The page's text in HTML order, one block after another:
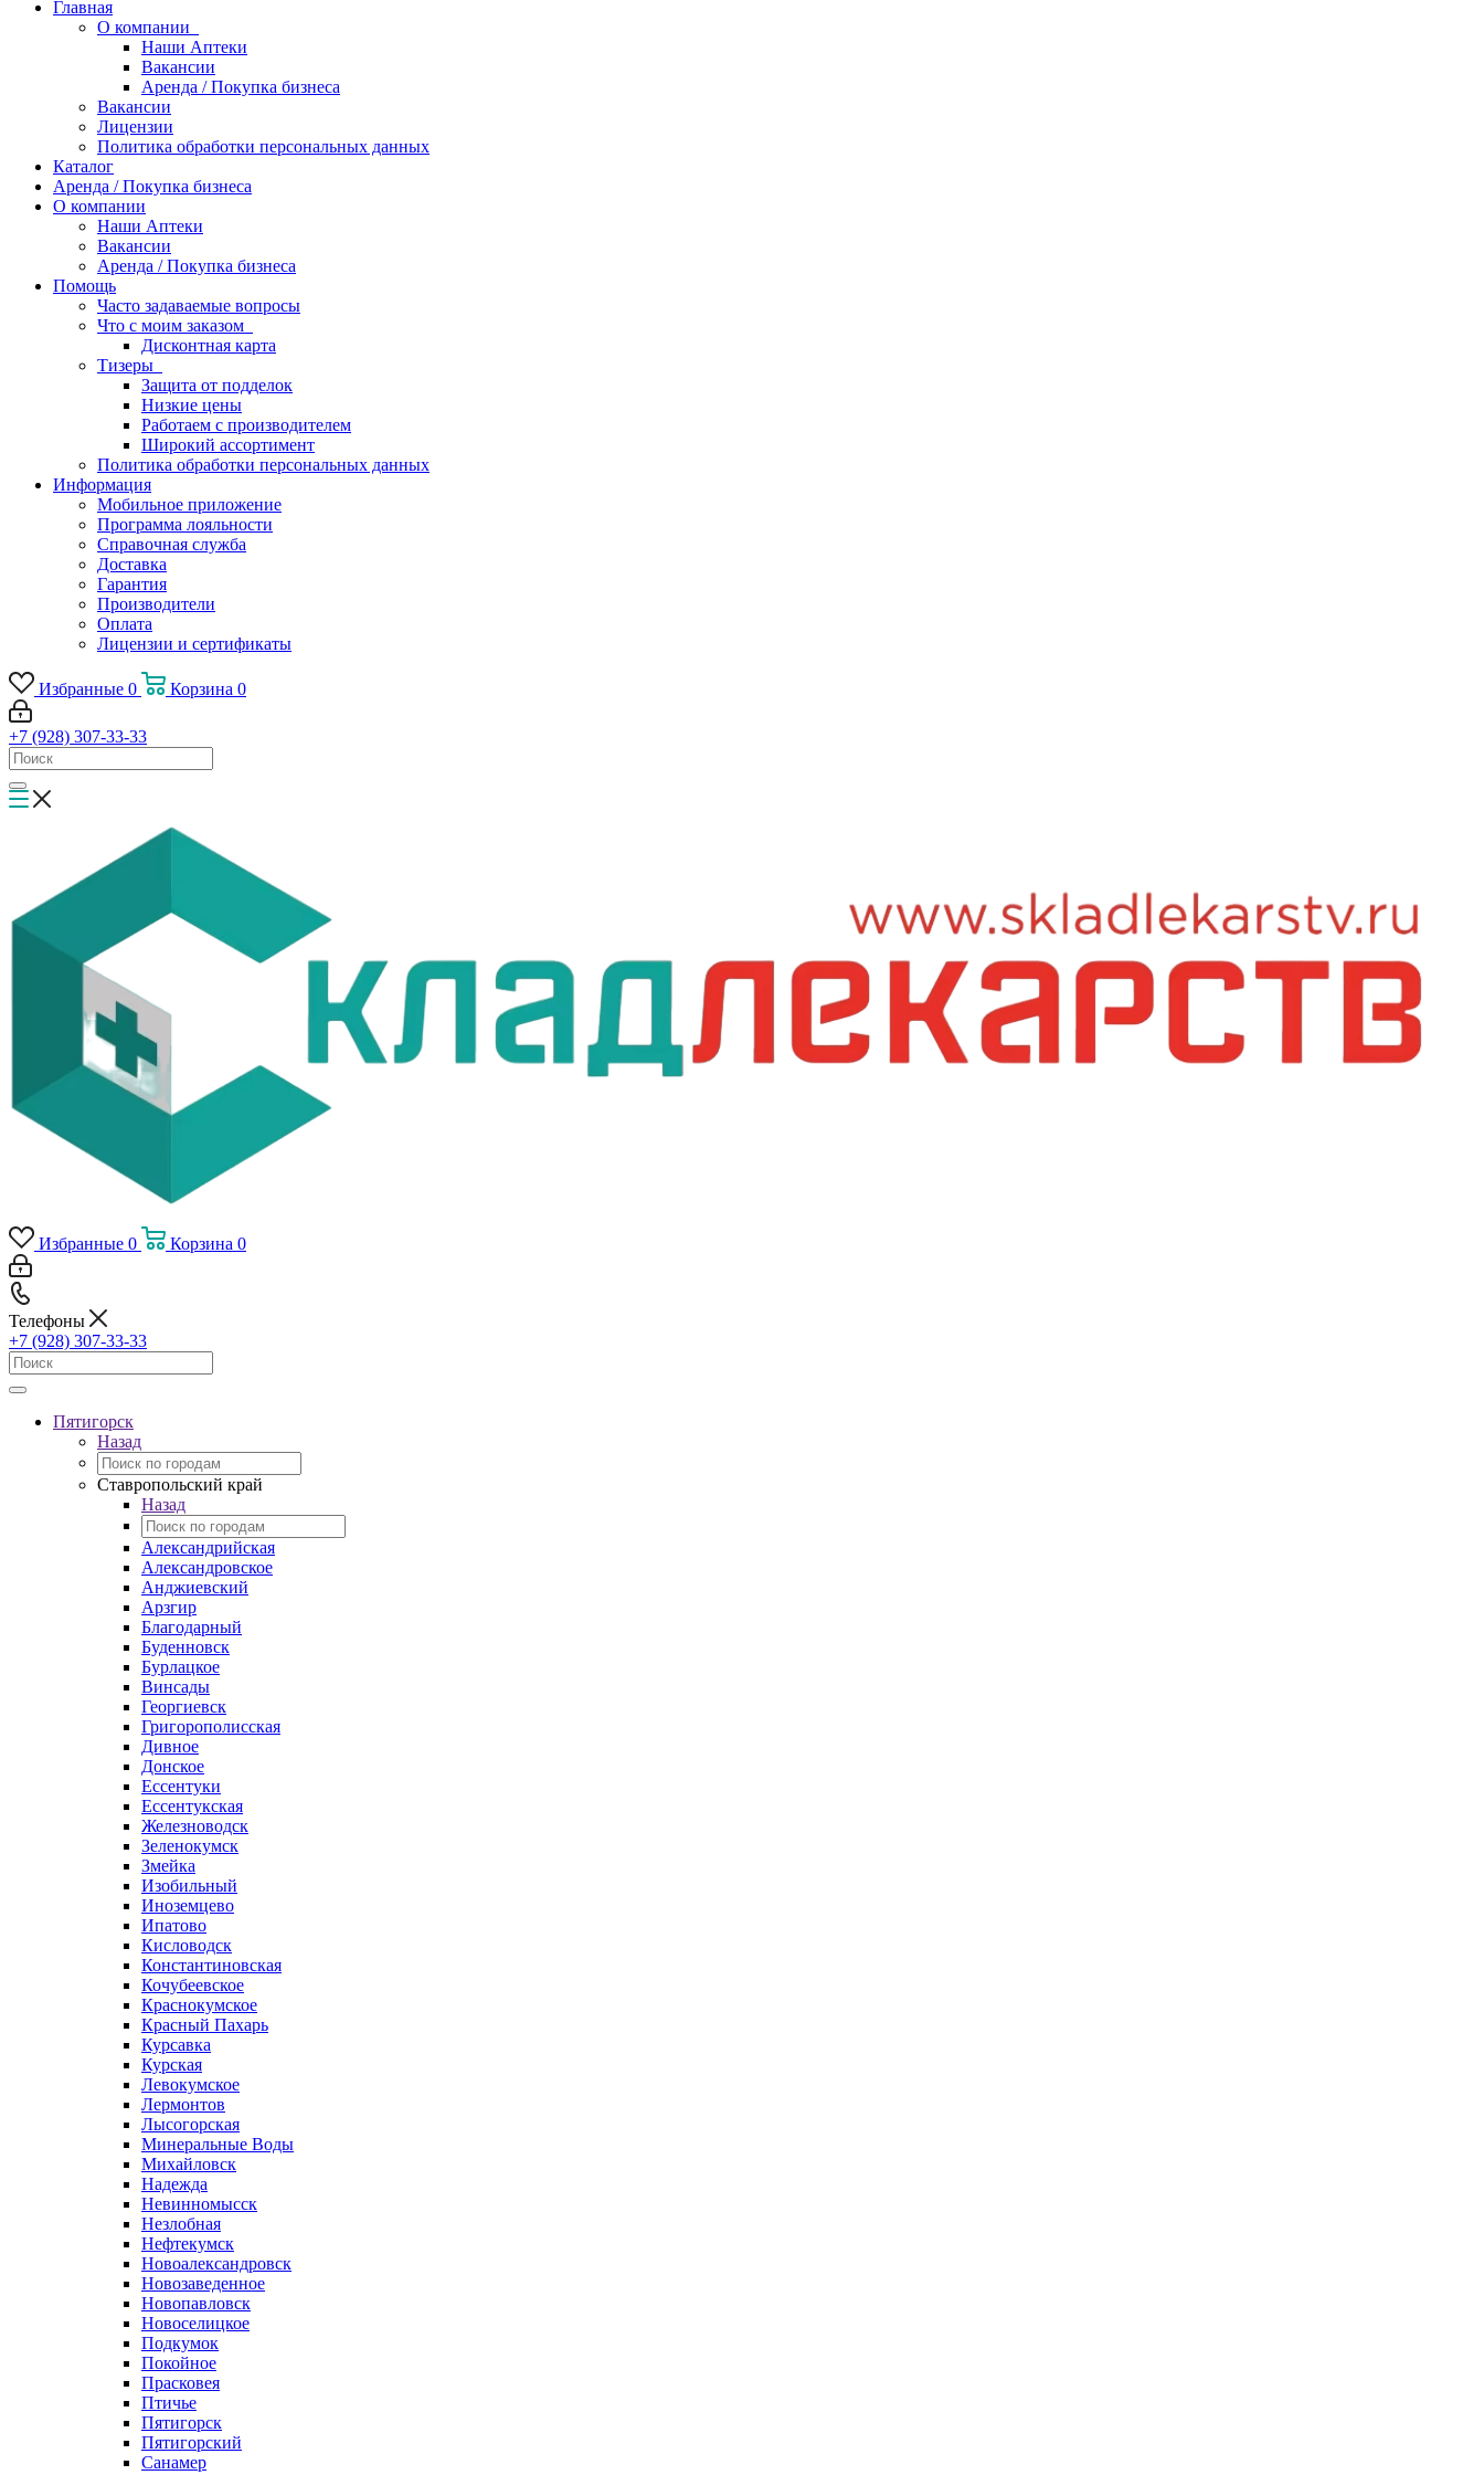
Главная
О компании
Наши Аптеки
Вакансии
Аренда / Покупка бизнеса
Вакансии
Лицензии
Политика обработки персональных данных
Каталог
Аренда / Покупка бизнеса
О компании
Наши Аптеки
Вакансии
Аренда / Покупка бизнеса
Помощь
Часто задаваемые вопросы
Что с моим заказом
Дисконтная карта
Тизеры
Защита от подделок
Низкие цены
Работаем с производителем
Широкий ассортимент
Политика обработки персональных данных
Информация
Мобильное приложение
Программа лояльности
Справочная служба
Доставка
Гарантия
Производители
Оплата
Лицензии и сертификаты
Избранные 0 Корзина 0
+7 (928) 307-33-33
Избранные 0 Корзина 0
Телефоны
+7 (928) 307-33-33
Пятигорск
Назад
Ставропольский край
Назад
Александрийская
Александровское
Анджиевский
Арзгир
Благодарный
Буденновск
Бурлацкое
Винсады
Георгиевск
Григорополисская
Дивное
Донское
Ессентуки
Ессентукская
Железноводск
Зеленокумск
Змейка
Изобильный
Иноземцево
Ипатово
Кисловодск
Константиновская
Кочубеевское
Краснокумское
Красный Пахарь
Курсавка
Курская
Левокумское
Лермонтов
Лысогорская
Минеральные Воды
Михайловск
Надежда
Невинномысск
Незлобная
Нефтекумск
Новоалександровск
Новозаведенное
Новопавловск
Новоселицкое
Подкумок
Покойное
Прасковея
Птичье
Пятигорск
Пятигорский
Санамер